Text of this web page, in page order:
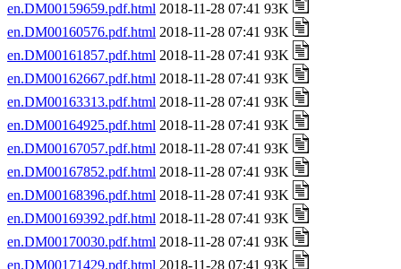
en.DM00159659.pdf.html 2018-11-28 07:41 93K
en.DM00160576.pdf.html 2018-11-28 07:41 93K
en.DM00161857.pdf.html 2018-11-28 07:41 93K
en.DM00162667.pdf.html 2018-11-28 07:41 93K
en.DM00163313.pdf.html 2018-11-28 07:41 93K
en.DM00164925.pdf.html 2018-11-28 07:41 93K
en.DM00167057.pdf.html 2018-11-28 07:41 93K
en.DM00167852.pdf.html 2018-11-28 07:41 93K
en.DM00168396.pdf.html 2018-11-28 07:41 93K
en.DM00169392.pdf.html 2018-11-28 07:41 93K
en.DM00170030.pdf.html 2018-11-28 07:41 93K
en.DM00171429.pdf.html 2018-11-28 07:41 93K